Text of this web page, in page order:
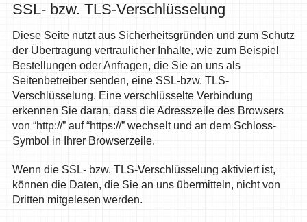
SSL- bzw. TLS-Verschlüsselung
Diese Seite nutzt aus Sicherheitsgründen und zum Schutz
der Übertragung vertraulicher Inhalte, wie zum Beispiel
Bestellungen oder Anfragen, die Sie an uns als
Seitenbetreiber senden, eine SSL-bzw. TLS-
Verschlüsselung. Eine verschlüsselte Verbindung
erkennen Sie daran, dass die Adresszeile des Browsers
von “http://” auf “https://” wechselt und an dem Schloss-
Symbol in Ihrer Browserzeile.
Wenn die SSL- bzw. TLS-Verschlüsselung aktiviert ist,
können die Daten, die Sie an uns übermitteln, nicht von
Dritten mitgelesen werden.